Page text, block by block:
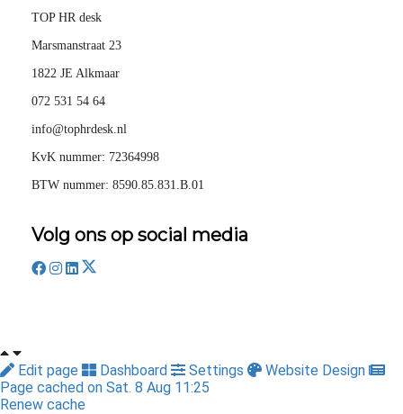
TOP HR desk
Marsmanstraat 23
1822 JE Alkmaar
072 531 54 64
info@tophrdesk.nl
KvK nummer: 72364998
BTW nummer: 8590.85.831.B.01
Volg ons op social media
Edit page Dashboard Settings
Website Design
Page cached on Sat. 8 Aug 11:25
Renew cache